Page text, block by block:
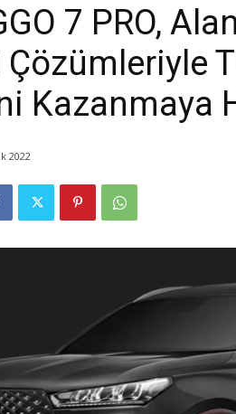
7 PRO,
Kazanmaya
2022